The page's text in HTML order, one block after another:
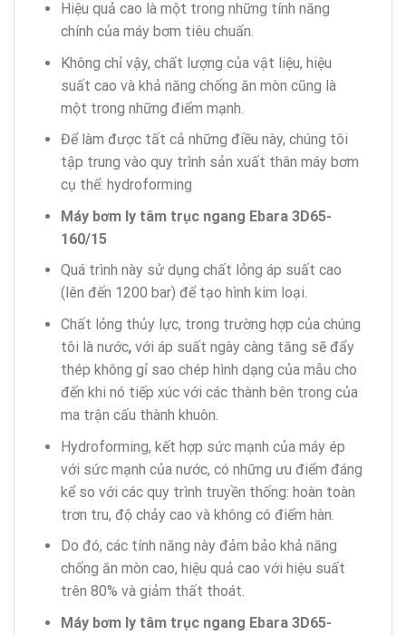
Hiệu quả cao là một trong những tính năng
chính của máy bơm tiêu chuẩn.
Không chỉ vậy, chất lượng của vật liệu, hiệu
suất cao và khả năng chống ăn mòn cũng là
một trong những điểm mạnh.
Để làm được tất cả những điều này, chúng tôi
tập trung vào quy trình sản xuất thân máy bơm
cụ thể: hydroforming
Máy bơm ly tâm trục ngang Ebara 3D65-
160/15
Quá trình này sử dụng chất lỏng áp suất cao
(lên đến 1200 bar) để tạo hình kim loại.
Chất lỏng thủy lực, trong trường hợp của chúng
tôi là nước,với áp suất ngày càng tăng sẽ đẩy
thép không gỉ sao chép hình dạng của mẫu cho
đến khi nó tiếp xúc với các thành bên trong của
ma trận cấu thành khuôn.
Hydroforming, kết hợp sức mạnh của máy ép
với sức mạnh của nước, có những ưu điểm đáng
kể so với các quy trình truyền thống: hoàn toàn
trơn tru, độ chảy cao và không có điểm hàn.
Do đó, các tính năng này đảm bảo khả năng
chống ăn mòn cao, hiệu quả cao với hiệu suất
trên 80% và giảm thất thoát.
Máy bơm ly tâm trục ngang Ebara 3D65-